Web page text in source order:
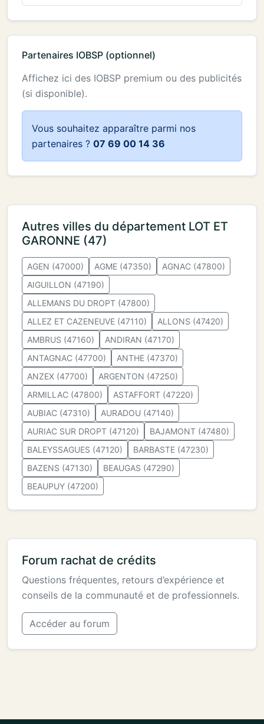
Partenaires IOBSP (optionnel)
Affichez ici des IOBSP premium ou des publicités
(si disponible).
Vous souhaitez apparaître parmi nos
partenaires ? 07 69 00 14 36
Autres villes du département LOT ET
GARONNE (47)
AGEN (47000) AGME (47350)
AGNAC (47800)
AIGUILLON (47190)
ALLEMANS DU DROPT (47800)
ALLEZ ET CAZENEUVE (47110)
ALLONS (47420)
AMBRUS (47160)
ANDIRAN (47170)
ANTAGNAC (47700)
ANTHE (47370)
ANZEX (47700)
ARGENTON (47250)
ARMILLAC (47800)
ASTAFFORT (47220)
AUBIAC (47310)
AURADOU (47140)
AURIAC SUR DROPT (47120)
BAJAMONT (47480)
BALEYSSAGUES (47120)
BARBASTE (47230)
BAZENS (47130)
BEAUGAS (47290)
BEAUPUY (47200)
Forum rachat de crédits
Questions fréquentes, retours d’expérience et
conseils de la communauté et de professionnels.
Accéder au forum